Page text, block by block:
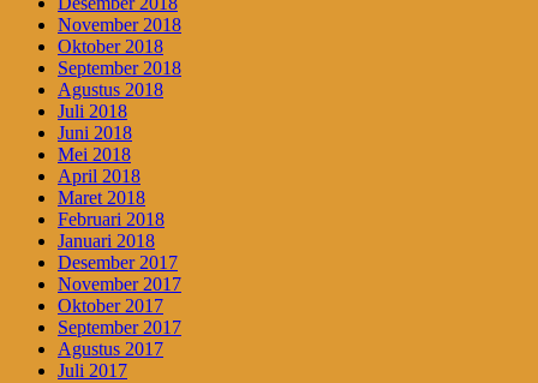
November 2018
Oktober 2018
September 2018
Agustus 2018
Juli 2018
Juni 2018
Mei 2018
April 2018
Maret 2018
Februari 2018
Januari 2018
Desember 2017
November 2017
Oktober 2017
September 2017
Agustus 2017
Juli 2017